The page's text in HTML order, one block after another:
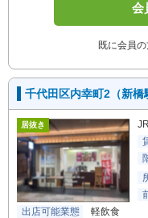
会
既に会員の
千代田区内幸町2（新
居抜き
出店可能業態
軽飲食